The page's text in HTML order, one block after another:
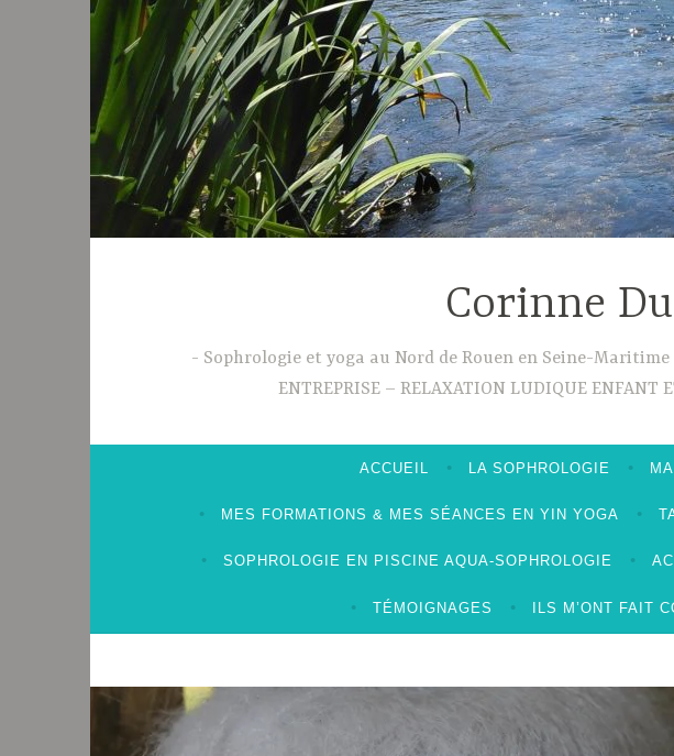
Corinne
Sophrologie et yoga au Nord de Rouen en Seine-Maritime
ENTREPRISE – RELAXATION LUDIQUE ENFANT
ACCUEIL LA SOPHROLOGIE
MES FORMATIONS & MES SÉANCES EN YIN YOGA
SOPHROLOGIE EN PISCINE AQUA-SOPHROLOGIE
TÉMOIGNAGES ILS M’ONT FAIT